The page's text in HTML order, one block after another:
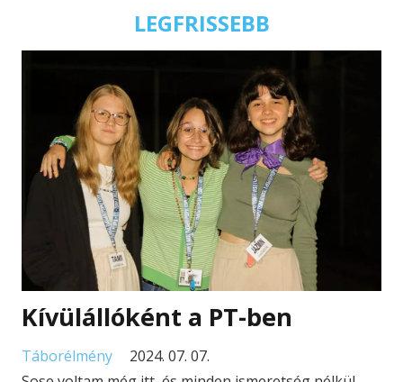
LEGFRISSEBB
Kívülállóként a PT-ben
Táborélmény
2024. 07. 07.